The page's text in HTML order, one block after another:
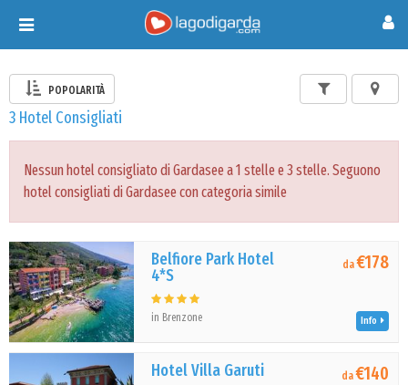
Toggle
navigation
POPOLARITÀ
3 Hotel Consigliati
Nessun hotel consigliato di Gardasee a 1 stelle e 3 stelle. Seguono
hotel consigliati di Gardasee con categoria simile
Belfiore Park Hotel
4*S
in Brenzone
da€178
Info
Hotel Villa Garuti da€140